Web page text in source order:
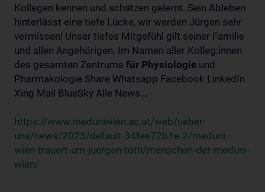
Kollegen kennen und schätzen gelernt. Sein Ableben
hinterlässt eine tiefe Lücke, wir werden Jürgen sehr
vermissen! Unser tiefes Mitgefühl gilt seiner Familie
und allen Angehörigen. Im Namen aller Kolleg:innen
des gesamten Zentrums für Physiologie und
Pharmakologie Share Whatsapp Facebook LinkedIn
Xing Mail BlueSky Alle News...
https://www.meduniwien.ac.at/web/ueber-
uns/news/2023/default-34fee72b1e-2/meduni-
wien-trauert-um-juergen-toth/menschen-der-meduni-
wien/